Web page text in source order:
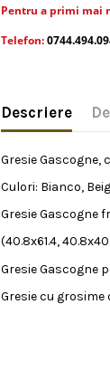
Pentru a primi mai
Telefon:
Descriere
Gresie Gascogne,
Culori: Bianco,
Gresie Gascogne
(40.8x61.4,
Gresie Gascogne
Gresie cu grosime